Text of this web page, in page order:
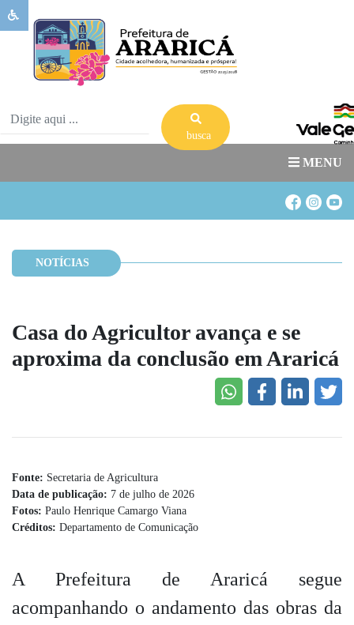
busca
MENU
Sobre
Ararica
Governo
Publicações
Transparência
Oportunidades
Acesso
NOTÍCIAS
Casa do Agricultor avança e se
aproxima da conclusão em Araricá
Fonte: Secretaria de Agricultura
Data de publicação: 7 de julho de 2026
Fotos: Paulo Henrique Camargo Viana
Créditos: Departamento de Comunicação
A Prefeitura de Araricá segue
acompanhando o andamento das obras da